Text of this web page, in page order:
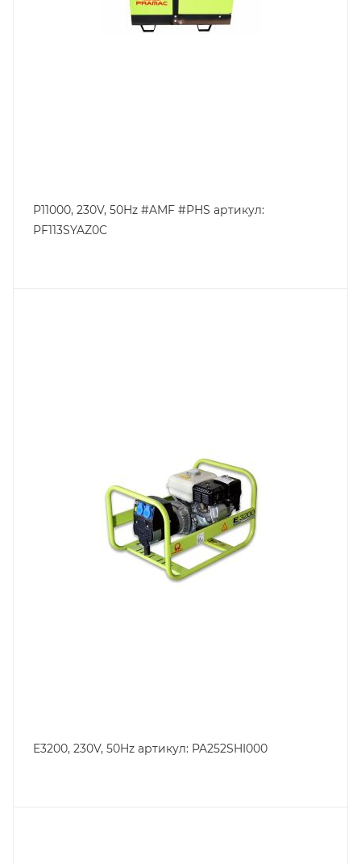
P11000, 230V, 50Hz #AMF #PHS артикул:
PF113SYAZ0C
E3200, 230V, 50Hz артикул: PA252SHI000